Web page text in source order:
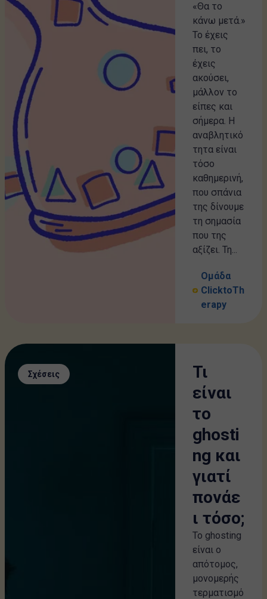
«Θα το
κάνω μετά.»
Το έχεις
πει, το
έχεις
ακούσει,
μάλλον το
είπες και
σήμερα. Η
αναβλητικό
τητα είναι
τόσο
καθημερινή,
που σπάνια
της δίνουμε
τη σημασία
που της
αξίζει. Τη...
Ομάδα
ClicktoTh
erapy
Σχέσεις
Τι
είναι
το
ghosti
ng και
γιατί
πονάε
ι τόσο;
Το ghosting
είναι ο
απότομος,
μονομερής
τερματισμό